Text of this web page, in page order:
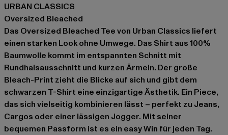
URBAN CLASSICS
Oversized Bleached
Das Oversized Bleached Tee von Urban Classics liefert
einen starken Look ohne Umwege. Das Shirt aus 100%
Baumwolle kommt im entspannten Schnitt mit
Rundhalsausschnitt und kurzen Ärmeln. Der große
Bleach-Print zieht die Blicke auf sich und gibt dem
schwarzen T-Shirt eine einzigartige Ästhetik. Ein Piece,
das sich vielseitig kombinieren lässt – perfekt zu Jeans,
Cargos oder einer lässigen Jogger. Mit seiner
bequemen Passform ist es ein easy Win für jeden Tag.